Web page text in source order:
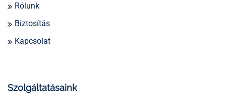
Rólunk
Biztosítás
Kapcsolat
Szolgáltatásaink